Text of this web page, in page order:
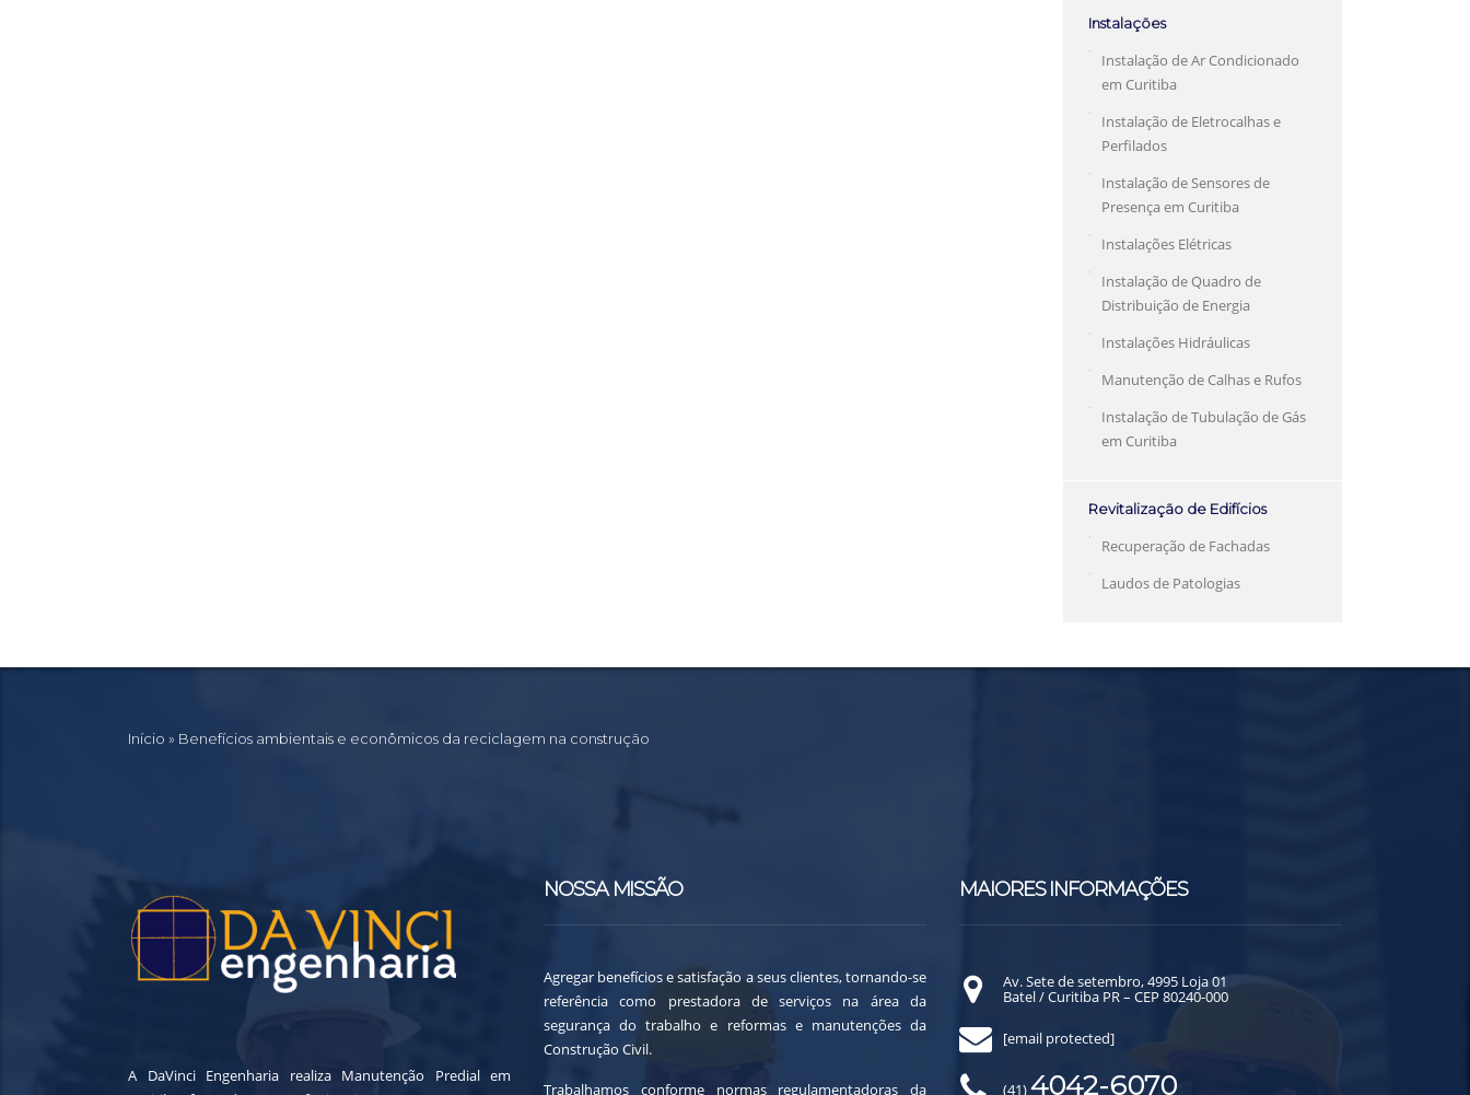
Instalações
Instalação de Ar Condicionado
em Curitiba
Instalação de Eletrocalhas e
Perfilados
Instalação de Sensores de
Presença em Curitiba
Instalações Elétricas
Instalação de Quadro de
Distribuição de Energia
Instalações Hidráulicas
Manutenção de Calhas e Rufos
Instalação de Tubulação de Gás
em Curitiba
Revitalização de Edifícios
Recuperação de Fachadas
Laudos de Patologias
Início » Benefícios ambientais e econômicos da reciclagem na construção
A DaVinci Engenharia realiza Manutenção Predial em
NOSSA MISSÃO
Agregar benefícios e satisfação a seus clientes, tornando-se
referência como prestadora de serviços na área da
segurança do trabalho e reformas e manutenções da
Construção Civil.
Trabalhamos conforme normas regulamentadoras da
MAIORES INFORMAÇÕES
Av. Sete de setembro, 4995 Loja 01
Batel / Curitiba PR – CEP 80240-000
[email protected]
(41)4042-6070